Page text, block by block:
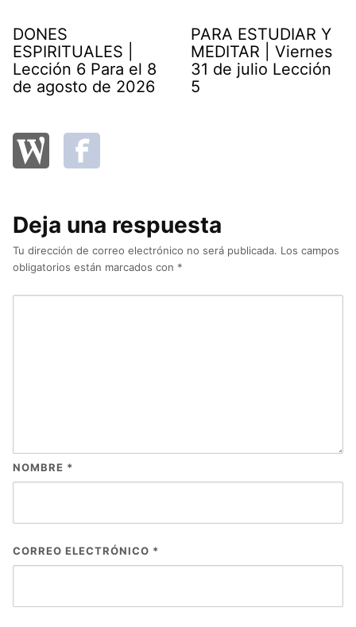
DONES
ESPIRITUALES |
Lección 6 Para el 8
de agosto de 2026
PARA ESTUDIAR Y
MEDITAR | Viernes
31 de julio Lección
5
Deja una respuesta
Tu dirección de correo electrónico no será publicada. Los campos
obligatorios están marcados con *
NOMBRE *
CORREO ELECTRÓNICO *